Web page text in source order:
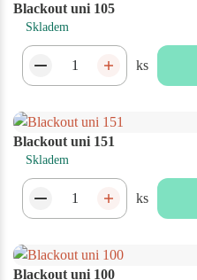
Blackout uni 105
Skladem
ks
Blackout uni 151
Skladem
ks
Blackout uni 100